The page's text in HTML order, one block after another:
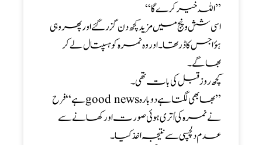
’’ اللہ خیر کرے گا ‘‘
اسی شش و پنج میں مزید کچھ دن گزرگئے اور پھر وہی
ہؤا جس کا ڈر تھا ۔ اور وہ نمرہ کو ہسپتال لے کر
بھاگے۔
کچھ روزقبل کی بات تھی۔
’’ بھابھی لگتا ہے دوبارہ good newsہے‘‘ فرح
نے نمرہ کی اُتری ہوئی صورت اورکھانے سے
عدم دلچسپی سے نتیجہ اخذ کیا ۔